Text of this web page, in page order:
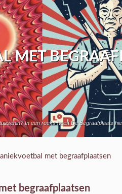
MET
In een reeks heeft De Begraafplaats
met begraafplaatsen
begraafplaatsen